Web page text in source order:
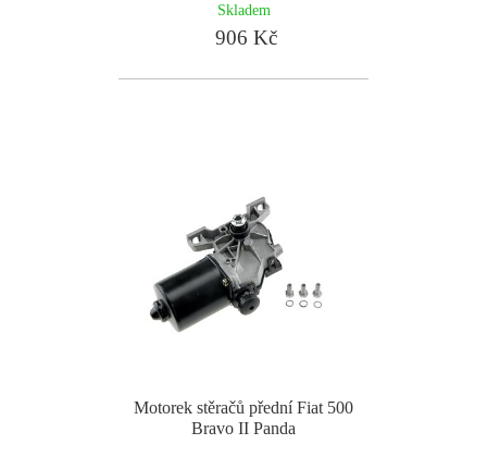
Skladem
906 Kč
Motorek stěračů přední Fiat 500
Bravo II Panda